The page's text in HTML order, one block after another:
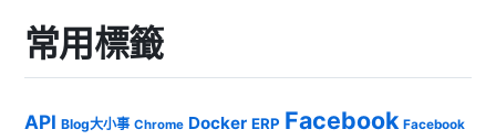
常用標籤
API Blog大小事 Chrome Docker ERP Facebook Facebook